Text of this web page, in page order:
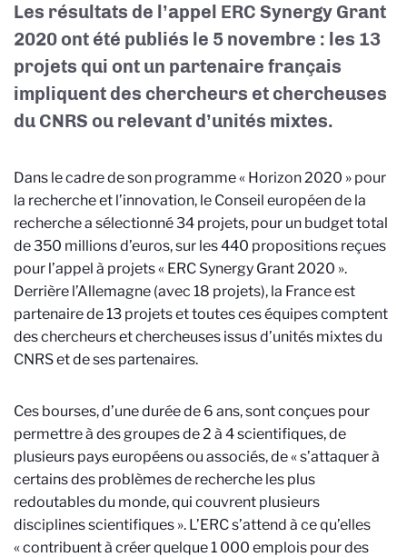
Les résultats de l’appel ERC Synergy Grant
2020 ont été publiés le 5 novembre : les 13
projets qui ont un partenaire français
impliquent des chercheurs et chercheuses
du CNRS ou relevant d’unités mixtes.
Dans le cadre de son programme « Horizon 2020 » pour
la recherche et l’innovation, le Conseil européen de la
recherche a sélectionné 34 projets, pour un budget total
de 350 millions d’euros, sur les 440 propositions reçues
pour l’appel à projets « ERC Synergy Grant 2020 ».
Derrière l’Allemagne (avec 18 projets), la France est
partenaire de 13 projets et toutes ces équipes comptent
des chercheurs et chercheuses issus d’unités mixtes du
CNRS et de ses partenaires.
Ces bourses, d’une durée de 6 ans, sont conçues pour
permettre à des groupes de 2 à 4 scientifiques,de
plusieurs pays européens ou associés, de« s’attaquer à
certains des problèmes de recherche les plus
redoutables du monde, qui couvrent plusieurs
disciplines scientifiques ». L’ERC s’attend à ce qu’elles
« contribuent à créer quelque 1 000 emplois pour des